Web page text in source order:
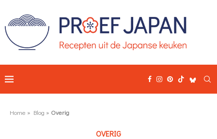
Home » Blog » Overig
OVERIG